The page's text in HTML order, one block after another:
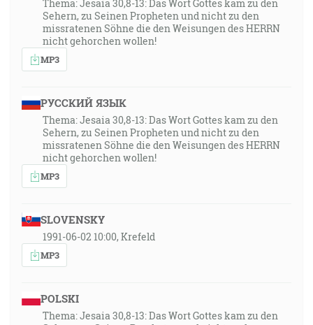
Thema: Jesaia 30,8-13: Das Wort Gottes kam zu den
Sehern, zu Seinen Propheten und nicht zu den
missratenen Söhne die den Weisungen des HERRN
nicht gehorchen wollen!
MP3
РУССКИЙ ЯЗЫК
Thema: Jesaia 30,8-13: Das Wort Gottes kam zu den
Sehern, zu Seinen Propheten und nicht zu den
missratenen Söhne die den Weisungen des HERRN
nicht gehorchen wollen!
MP3
SLOVENSKY
1991-06-02 10:00, Krefeld
MP3
POLSKI
Thema: Jesaia 30,8-13: Das Wort Gottes kam zu den